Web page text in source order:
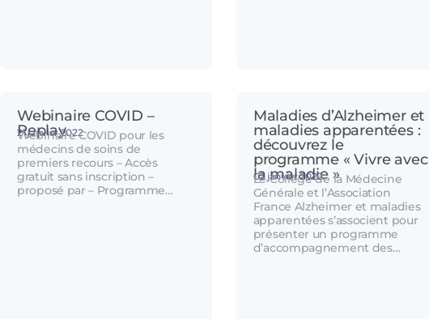
Webinaire COVID –
Replay
21 janvier 2022
Webinaire COVID pour les
médecins de soins de
premiers recours – Accès
gratuit sans inscription –
proposé par – Programme…
Maladies d’Alzheimer et
maladies apparentées :
découvrez le
programme « Vivre avec
la maladie »
02 janvier 2022
Le Collège de la Médecine
Générale et l’Association
France Alzheimer et maladies
apparentées s’associent pour
présenter un programme
d’accompagnement des…